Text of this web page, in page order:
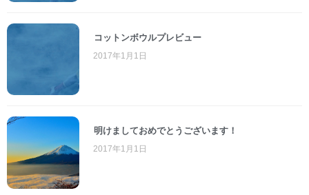
コットンボウルプレビュー
2017年1月1日
明けましておめでとうございます！
2017年1月1日